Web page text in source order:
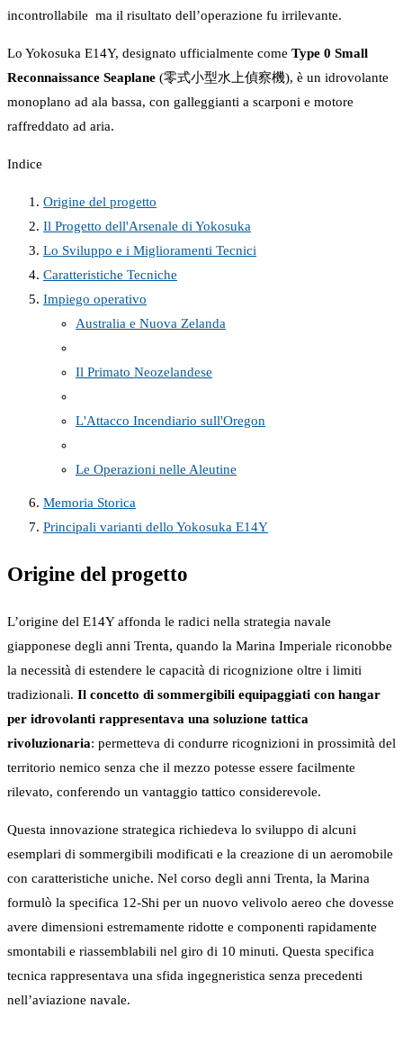
incontrollabile ma il risultato dell’operazione fu irrilevante.
Lo Yokosuka E14Y, designato ufficialmente come Type 0 Small
Reconnaissance Seaplane (零式小型水上偵察機), è un idrovolante
monoplano ad ala bassa, con galleggianti a scarponi e motore
raffreddato ad aria.
Indice
Origine del progetto
Il Progetto dell'Arsenale di Yokosuka
Lo Sviluppo e i Miglioramenti Tecnici
Caratteristiche Tecniche
Impiego operativo
Australia e Nuova Zelanda
Il Primato Neozelandese
L'Attacco Incendiario sull'Oregon
Le Operazioni nelle Aleutine
Memoria Storica
Principali varianti dello Yokosuka E14Y
Origine del progetto
L’origine del E14Y affonda le radici nella strategia navale
giapponese degli anni Trenta, quando la Marina Imperiale riconobbe
la necessità di estendere le capacità di ricognizione oltre i limiti
tradizionali. Il concetto di sommergibili equipaggiati con hangar
per idrovolanti rappresentava una soluzione tattica
rivoluzionaria: permetteva di condurre ricognizioni in prossimità del
territorio nemico senza che il mezzo potesse essere facilmente
rilevato, conferendo un vantaggio tattico considerevole.
Questa innovazione strategica richiedeva lo sviluppo di alcuni
esemplari di sommergibili modificati e la creazione di un aeromobile
con caratteristiche uniche. Nel corso degli anni Trenta, la Marina
formulò la specifica 12-Shi per un nuovo velivolo aereo che dovesse
avere dimensioni estremamente ridotte e componenti rapidamente
smontabili e riassemblabili nel giro di 10 minuti. Questa specifica
tecnica rappresentava una sfida ingegneristica senza precedenti
nell’aviazione navale.